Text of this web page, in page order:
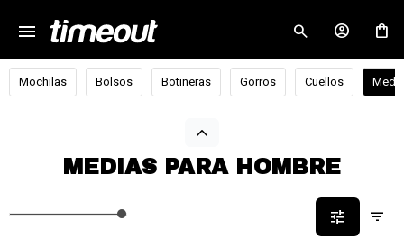
menu
Mochilas Bolsos Botineras Gorros Cuellos
MEDIAS PARA HOMBRE